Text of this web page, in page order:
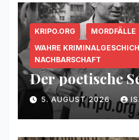
KRIPO.ORG MORDFÄLLE
WAHRE
NACHBARSCHAFT
Der poetische
5. AUGUST 2026